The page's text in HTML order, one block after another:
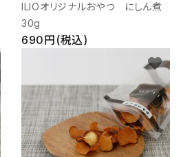
ILIOオリジナルおやつ にしん煮
30g
690円(税込)
favorite